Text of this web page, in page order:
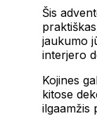
Šis
jaukumo
interjero
Kojines
kitose
ilgaamžis